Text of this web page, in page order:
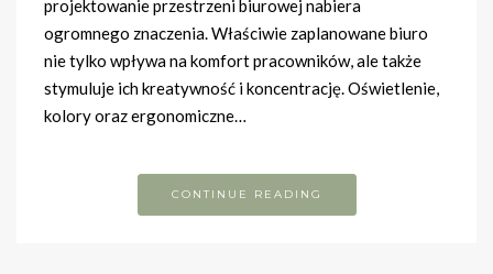
projektowanie przestrzeni biurowej nabiera
ogromnego znaczenia. Właściwie zaplanowane biuro
nie tylko wpływa na komfort pracowników, ale także
stymuluje ich kreatywność i koncentrację. Oświetlenie,
kolory oraz ergonomiczne…
CONTINUE READING